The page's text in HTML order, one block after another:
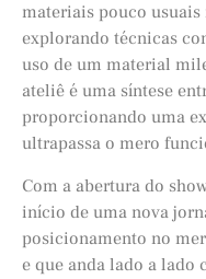
materiais pouco
explorando técnicas
uso de um material
ateliê é uma síntese
proporcionando uma
ultrapassa o mero
Com a abertura do
início de uma nova
posicionamento no
e que anda lado a lado